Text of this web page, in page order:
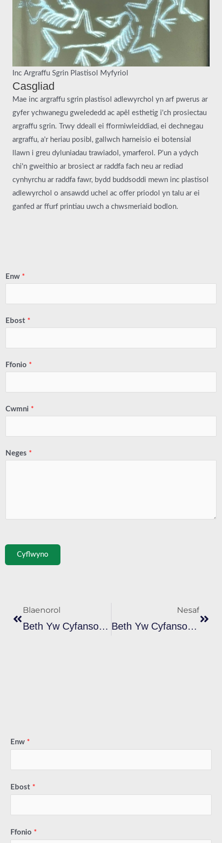
Inc Argraffu Sgrin Plastisol Myfyriol
Casgliad
Mae inc argraffu sgrin plastisol adlewyrchol yn arf pwerus ar
gyfer ychwanegu gwelededd ac apêl esthetig i'ch prosiectau
argraffu sgrin. Trwy ddeall ei fformiwleiddiad, ei dechnegau
argraffu, a'r heriau posibl, gallwch harneisio ei botensial
llawn i greu dyluniadau trawiadol, ymarferol. P'un a ydych
chi'n gweithio ar brosiect ar raddfa fach neu ar rediad
cynhyrchu ar raddfa fawr, bydd buddsoddi mewn inc plastisol
adlewyrchol o ansawdd uchel ac offer priodol yn talu ar ei
ganfed ar ffurf printiau uwch a chwsmeriaid bodlon.
Enw *
Ebost *
Ffonio *
Cwmni *
Neges *
Cyflwyno
Blaenorol
Beth Yw Cyfansoddiad Inc Plastisol Myfyriol?
Nesaf
Beth Yw Cyfansoddiad Unigryw Inc Plastisol Metelaidd Rose Gold?
Enw *
Ebost *
Ffonio *